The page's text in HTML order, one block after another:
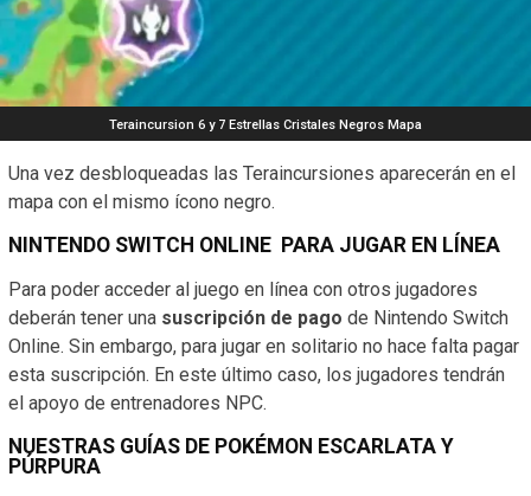
Teraincursion 6 y 7 Estrellas Cristales Negros Mapa
Una vez desbloqueadas las Teraincursiones aparecerán en el
mapa con el mismo ícono negro.
NINTENDO SWITCH ONLINE PARA JUGAR EN LÍNEA
Para poder acceder al juego en línea con otros jugadores
deberán tener una suscripción de pago de Nintendo Switch
Online. Sin embargo, para jugar en solitario no hace falta pagar
esta suscripción. En este último caso, los jugadores tendrán
el apoyo de entrenadores NPC.
NUESTRAS GUÍAS DE POKÉMON ESCARLATA Y
PÚRPURA